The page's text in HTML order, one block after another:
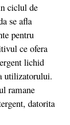
ciclul de
se afla
pentru
ce ofera
lichid
utilizatorului.
ramane
datorita